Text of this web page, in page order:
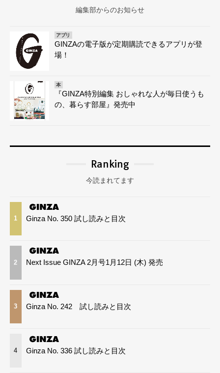
編集部からのお知らせ
アプリ
GINZAの電子版が定期購読できるアプリが登
場！
本
『GINZA特別編集 おしゃれな人が毎日使うも
の、暮らす部屋』発売中
Ranking
今読まれてます
1 Ginza No. 350 試し読みと目次
2 Next Issue GINZA 2月号1月12日 (木) 発売
3 Ginza No. 242 試し読みと目次
4 Ginza No. 336 試し読みと目次